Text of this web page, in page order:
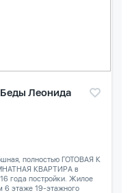
Беды Леонида
полностью ГОТОВАЯ К
КВАРТИРА в
года постройки. Жилое
6 этаже 19-этажного